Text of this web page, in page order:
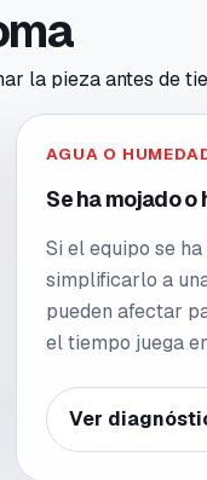
la pieza antes de
AGUA O
Se ha mojado o
Si el equipo se
simplificarlo a
pueden afectar
el tiempo juega
Ver